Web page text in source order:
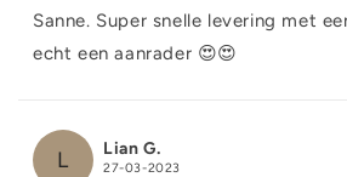
Sanne. Super snelle levering met
echt een aanrader 😍😍
L Lian G.
27-03-2023